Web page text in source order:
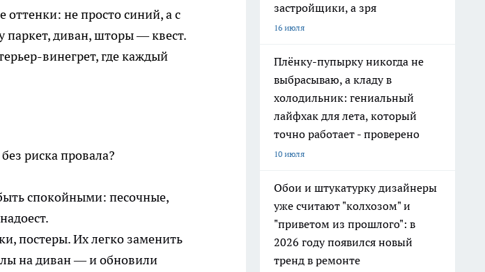
оттенки: не просто синий, а с
паркет, диван, шторы — квест.
винегрет, где каждый
риска провала?
спокойными: песочные,
постеры. Их легко заменить
на диван — и обновили
застройщики, а зря
16 июля
Плёнку-пупырку никогда не
выбрасываю, а кладу в
холодильник: гениальный
лайфхак для лета, который
точно работает - проверено
10 июля
Обои и штукатурку дизайнеры
уже считают "колхозом" и
"приветом из прошлого": в
2026 году появился новый
тренд в ремонте